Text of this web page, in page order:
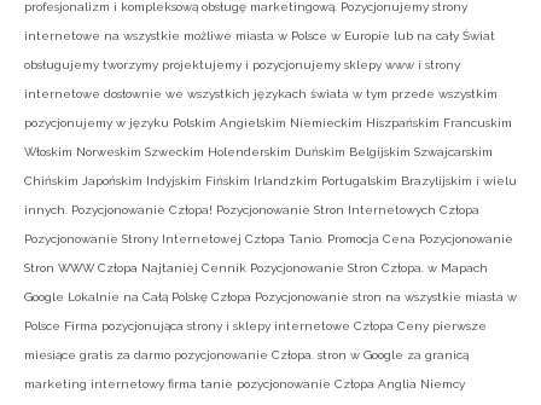
profesjonalizm i kompleksową obsługę marketingową. Pozycjonujemy strony
internetowe na wszystkie możliwe miasta w Polsce w Europie lub na cały Świat
obsługujemy tworzymy projektujemy i pozycjonujemy sklepy www i strony
internetowe dosłownie we wszystkich językach świata w tym przede wszystkim
pozycjonujemy w języku Polskim Angielskim Niemieckim Hiszpańskim Francuskim
Włoskim Norweskim Szweckim Holenderskim Duńskim Belgijskim Szwajcarskim
Chińskim Japońskim Indyjskim Fińskim Irlandzkim Portugalskim Brazylijskim i wielu
innych. Pozycjonowanie Człopa! Pozycjonowanie Stron Internetowych Człopa
Pozycjonowanie Strony Internetowej Człopa Tanio. Promocja Cena Pozycjonowanie
Stron WWW Człopa Najtaniej Cennik Pozycjonowanie Stron Człopa. w Mapach
Google Lokalnie na Całą Polskę Człopa Pozycjonowanie stron na wszystkie miasta w
Polsce Firma pozycjonująca strony i sklepy internetowe Człopa Ceny pierwsze
miesiące gratis za darmo pozycjonowanie Człopa. stron w Google za granicą
marketing internetowy firma tanie pozycjonowanie Człopa Anglia Niemcy